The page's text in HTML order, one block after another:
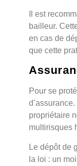
Il est
bailleur.
en cas de
que cette
Pour se
propriétaire
multirisques
Le dépôt de
la loi : un